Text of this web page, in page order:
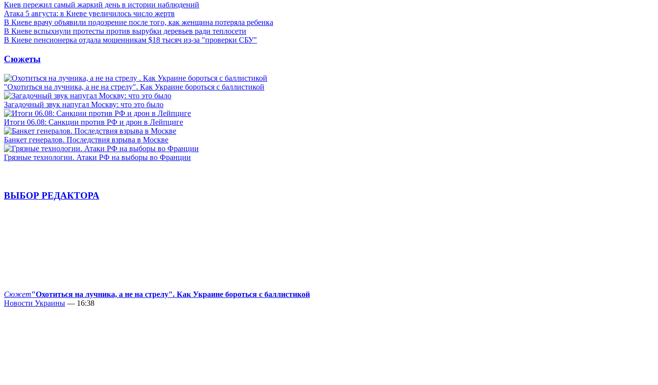
Киев пережил самый жаркий день в истории наблюдений
Атака 5 августа: в Киеве увеличилось число жертв
В Киеве врачу объявили подозрение после того, как женщина потеряла ребенка
В Киеве вспыхнули протесты против вырубки деревьев ради теплосети
В Киеве пенсионерка отдала мошенникам $18 тысяч из-за "проверки СБУ"
Сюжеты
"Охотиться на лучника, а не на стрелу". Как Украине бороться с баллистикой
Загадочный звук напугал Москву: что это было
Итоги 06.08: Санкции против РФ и дрон в Лейпциге
Банкет генералов. Последствия взрыва в Москве
Грязные технологии. Атаки РФ на выборы во Франции
ВЫБОР РЕДАКТОРА
Сюжет"Охотиться на лучника, а не на стрелу". Как Украине бороться с баллистикой
Новости Украины — 16:38